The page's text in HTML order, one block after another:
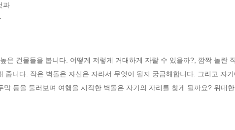
과
은 건물들을 봅니다. 어떻게 저렇게 거대하게 자랄 수 있을까?, 깜짝 놀란
줍니다. 작은 벽돌은 자신은 자라서 무엇이 될지 궁금해합니다. 그리고 자
막 등을 둘러보며 여행을 시작한 벽돌은 자기의 자리를 찾게 될까요? 위대